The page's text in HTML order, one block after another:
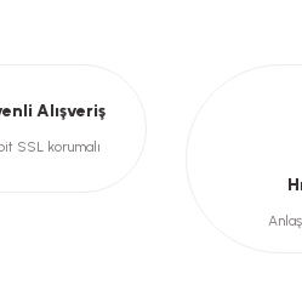
Alışveriş
SSL korumalı